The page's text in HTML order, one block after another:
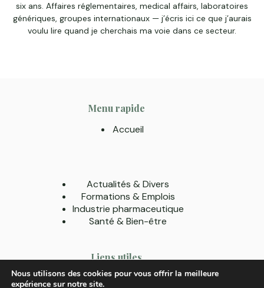
six ans. Affaires réglementaires, medical affairs, laboratoires
génériques, groupes internationaux — j’écris ici ce que j’aurais
voulu lire quand je cherchais ma voie dans ce secteur.
Menu rapide
Accueil
Actualités & Divers
Formations & Emplois
Industrie pharmaceutique
Santé & Bien-être
Liens utiles
A Propos
Nous utilisons des cookies pour vous offrir la meilleure
expérience sur notre site.